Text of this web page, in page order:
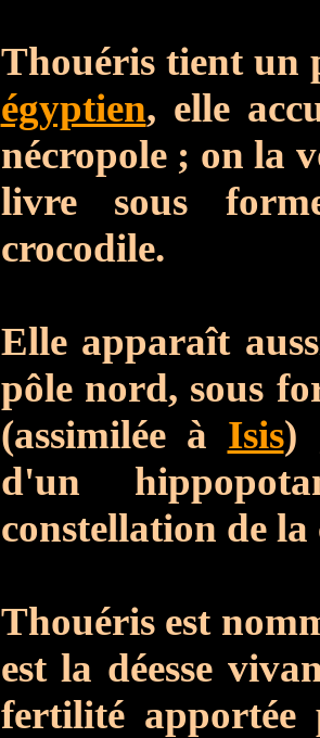
Thouéris tient un
égyptien, elle
nécropole ; on la
livre sous
crocodile.
Elle apparaît
pôle nord, sous
(assimilée à Isis)
d'un
constellation de la
Thouéris est
est la déesse
fertilité